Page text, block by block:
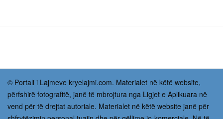
© Portali i Lajmeve kryelajmi.com. Materialet në këtë website,
përfshirë fotografitë, janë të mbrojtura nga Ligjet e Aplikuara në
vend për të drejtat autoriale. Materialet në këtë website janë për